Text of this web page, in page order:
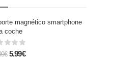
magnético smartphone
coche
5.99€